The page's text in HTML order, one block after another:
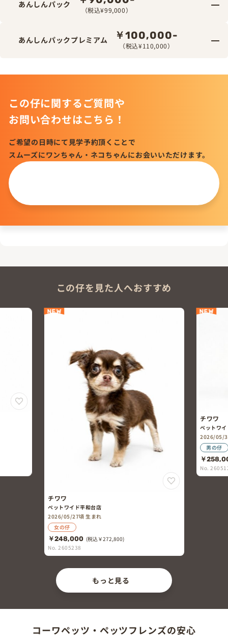
あんしんパック
（税込¥99,000）
あんしんパックプレミアム ￥100,000-
（税込¥110,000）
この仔に関するご質問や
お問い合わせはこちら！
ご希望の日時にて見学予約頂くことで
スムーズにワンちゃん・ネコちゃんにお会いいただけます。
この仔を見た人へおすすめ
NEW
チワワ
ペットワイド平和台店
2026/05/27頃 生まれ
女の仔
￥248,000 (税込￥272,800)
No. 2605238
NEW
チワワ
ペットワ
2026/05/
男の仔
￥
No.
もっと見る
コーワペッツ・ペッツフレンズの安心